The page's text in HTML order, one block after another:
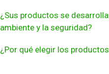
¿Sus productos se
ambiente y la seguridad?
¿Por qué elegir los